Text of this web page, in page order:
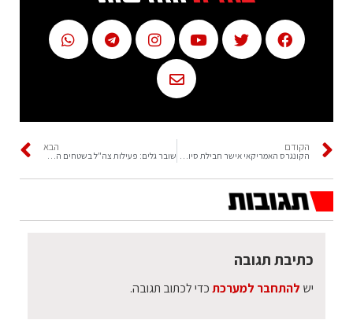
הקודם הבא
כתיבת תגובה
יש להתחבר למערכתכדי לכתוב תגובה.